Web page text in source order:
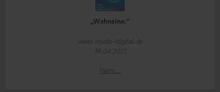
„Wahnsinn.“
www.inside-digital.de
19.04.2021
Mehr...